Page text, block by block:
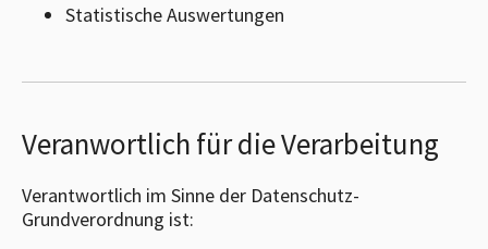
Statistische Auswertungen
Veranwortlich für die Verarbeitung
Verantwortlich im Sinne der Datenschutz-
Grundverordnung ist: